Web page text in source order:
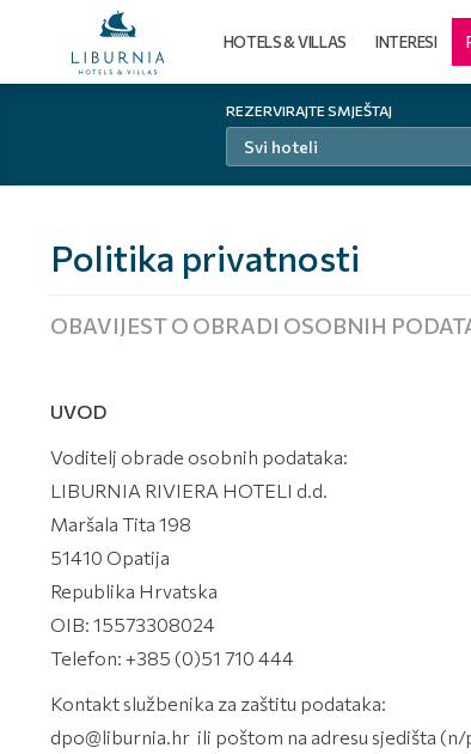
REZERVIRAJTE SMJEŠTAJ
Svi hoteli
HOTELS & VILLAS INTERESI
Politika privatnosti
OBAVIJEST O OBRADI OSOBNIH
UVOD
Voditelj obrade osobnih podataka:
LIBURNIA RIVIERA HOTELI d.d.
Maršala Tita 198
51410 Opatija
Republika Hrvatska
OIB: 15573308024
Telefon: +385 (0)51 710 444
Kontakt službenika za zaštitu podataka:
dpo@liburnia.hr ili poštom na adresu sjedišta